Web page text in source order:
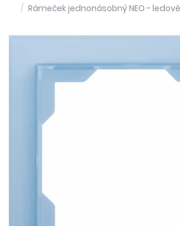
Rámeček jednonásobný NEO -